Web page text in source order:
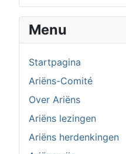
Menu
Startpagina
Ariëns-Comité
Over Ariëns
Ariëns lezingen
Ariëns herdenkingen